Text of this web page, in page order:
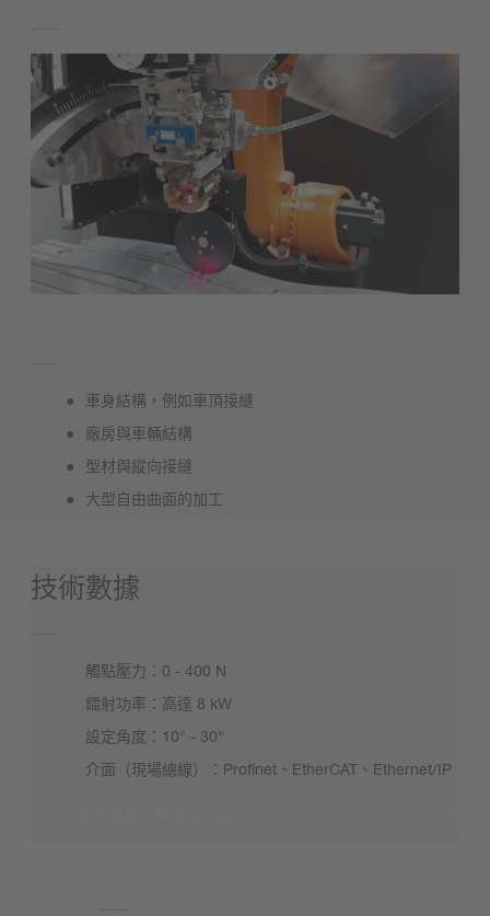
車身結構，例如車頂接縫
廠房與車輛結構
型材與縱向接縫
大型自由曲面的加工
技術數據
觸點壓力：0 - 400 N
鐳射功率：高達 8 kW
設定角度：10° - 30°
介面（現場總線）：Profinet、EtherCAT、Ethernet/IP